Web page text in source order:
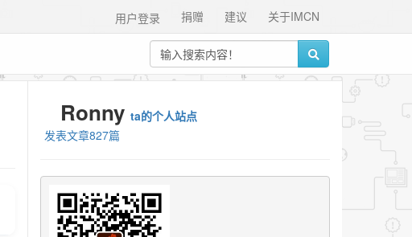
关于IMCN
建议
捐赠
用户登录
Ronny ta的个人站点
发表文章827篇